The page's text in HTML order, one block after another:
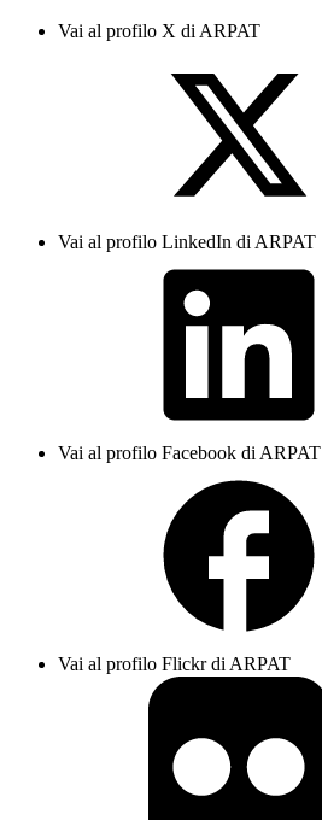
Vai al profilo X di ARPAT
Vai al profilo LinkedIn di ARPAT
Vai al profilo Facebook di ARPAT
Vai al profilo Flickr di ARPAT